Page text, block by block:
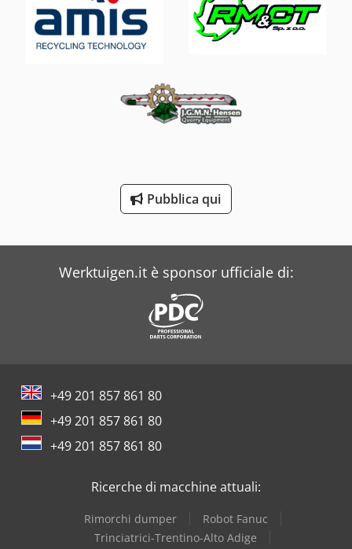
Buehler
Carnehl
Pubblica qui
Werktuigen.it è sponsor ufficiale di:
+49 201 857 861 80
+49 201 857 861 80
+49 201 857 861 80
Ricerche di macchine attuali:
Rimorchi dumper
Robot Fanuc
Trinciatrici-Trentino-Alto Adige